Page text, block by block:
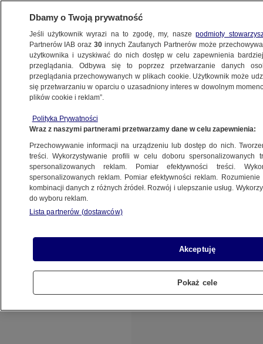
ŚWIAT
o Andrzeju Dudzie
23.02.2025, 15:56
Udostępnij
Bardzo dobre, doskonałe - tak określił spotkanie
wspaniały przyjaciel". Ich rozmowa trwała około
10 minut i odbyła się w sobotę na marginesie
konferencji konserwatystów pod
Dbamy o Twoją prywatność
Jeśli użytkownik wyrazi na to zgodę, my, naszepodmioty
Partnerów IAB oraz30 innych Zaufanych Partnerów może
użytkownika i uzyskiwać do nich dostęp w celu zapewnienia
przeglądania. Odbywa się to poprzez przetwarzanie danych
przeglądania przechowywanych w plikach cookie. Użytkownik może
się przetwarzaniu w oparciu o uzasadniony interes w dowolnym
plików cookie i reklam”.
Polityka Prywatności
Wraz z naszymi partnerami przetwarzamy dane w celu zapewnienia:
Przechowywanie informacji na urządzeniu lub dostęp do nich.
treści. Wykorzystywanie profili w celu doboru spersonalizowanych
spersonalizowanych reklam. Pomiar efektywności treści.
spersonalizowanych reklam. Pomiar efektywności reklam.
kombinacji danych z różnych źródeł. Rozwój i ulepszanie usług.
do wyboru reklam.
Lista partnerów (dostawców)
Akceptuję
Pokaż cele